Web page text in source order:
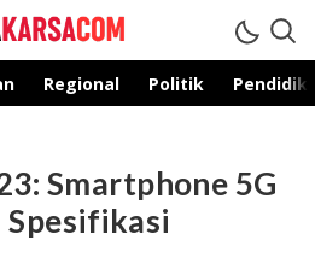
Regional Politik
Smartphone 5G
Spesifikasi